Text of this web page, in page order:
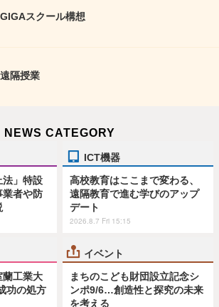
GIGAスクール構想
遠隔授業
NEWS CATEGORY
法」特設
者や防
ICT機器
高校教育はここまで変わる、
遠隔教育で進む学びのアップ
デート
2026.8.7 Fri 15:15
蘭工業大
功の処方
イベント
まちのこども財団設立記念シ
ンポ9/6…創造性と探究の未来
を考える